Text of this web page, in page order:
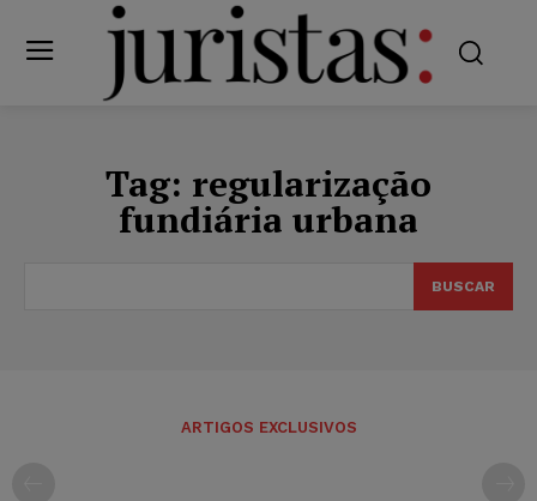
Tag: regularização
fundiária urbana
BUSCAR
ARTIGOS EXCLUSIVOS